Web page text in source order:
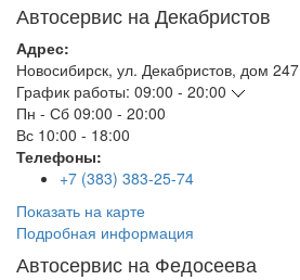
Автосервис на Декабристов
Адрес:
Новосибирск, ул. Декабристов, дом 247
График работы: 09:00 - 20:00
Пн - Сб 09:00 - 20:00
Вс 10:00 - 18:00
Телефоны:
+7 (383) 383-25-74
Показать на карте
Подробная информация
Автосервис на Федосеева